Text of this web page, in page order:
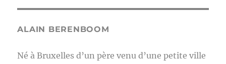
ALAIN BERENBOOM
Né à Bruxelles d’un père venu d’une petite ville